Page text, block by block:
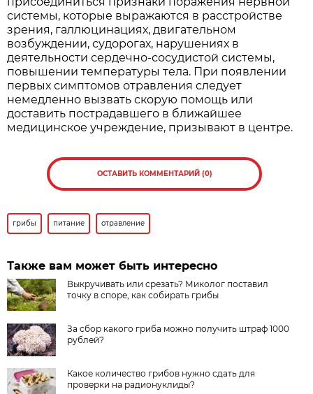
системы, которые выражаются в расстройстве
зрения, галлюцинациях, двигательном
возбуждении, судорогах, нарушениях в
деятельности сердечно-сосудистой системы,
повышении температуры тела. При появлении
первых симптомов отравления следует
немедленно вызвать скорую помощь или
доставить пострадавшего в ближайшее
медицинское учреждение, призывают в центре.
ОСТАВИТЬ КОММЕНТАРИЙ (0)
грибы питание отравление
Также вам может быть интересно
Выкручивать или срезать? Миколог поставил
точку в споре, как собирать грибы
За сбор какого гриба можно получить штраф 1000
рублей?
Какое количество грибов нужно сдать для
проверки на радионуклиды?